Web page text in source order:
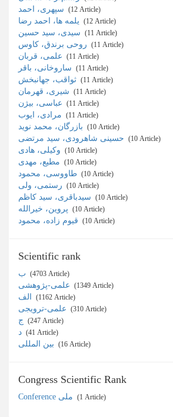
‎ (12 Article)
‎ (12 Article)
‎ (11 Article)
‎ (11 Article)
‎ (11 Article)
‎ (11 Article)
‎ (11 Article)
‎ (11 Article)
‎ (11 Article)
‎ (11 Article)
‎ (10 Article)
‎ (10 Article)
‎ (10 Article)
‎ (10 Article)
‎ (10 Article)
‎ (10 Article)
‎ (10 Article)
‎ (10 Article)
‎ (10 Article)
Scientific rank
‎ (4703 Article)
‎ (1349 Article)
‎ (1162 Article)
‎ (310 Article)
‎ (247 Article)
‎ (41 Article)
‎ (16 Article)
Congress Scientific Rank
‎ (1 Article)